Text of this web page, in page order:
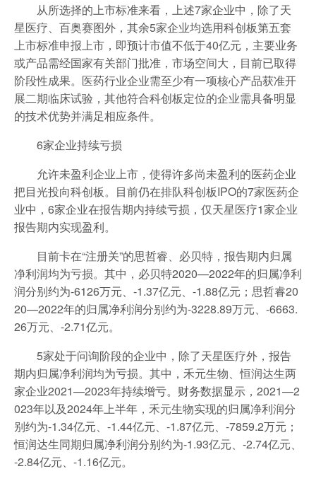
从所选择的上市标准来看，上述7家企业中，除了天
星医疗、百奥赛图外，其余5家企业均选用科创板第五套
上市标准申报上市，即预计市值不低于40亿元，主要业务
或产品需经国家有关部门批准，市场空间大，目前已取得
阶段性成果。医药行业企业需至少有一项核心产品获准开
展二期临床试验，其他符合科创板定位的企业需具备明显
的技术优势并满足相应条件。
6家企业持续亏损
允许未盈利企业上市，使得许多尚未盈利的医药企业
把目光投向科创板。目前仍在排队科创板IPO的7家医药企
业中，6家企业在报告期内持续亏损，仅天星医疗1家企业
报告期内实现盈利。
目前卡在“注册关”的思哲睿、必贝特，报告期内归属
净利润均为亏损。其中，必贝特2020—2022年的归属净利
润分别约为-6126万元、-1.37亿元、-1.88亿元；思哲睿20
20—2022年的归属净利润分别约为-3228.89万元、-6663.
26万元、-2.71亿元。
5家处于问询阶段的企业中，除了天星医疗外，报告
期内归属净利润均为亏损。其中，禾元生物、恒润达生两
家企业2021—2023年持续增亏。财务数据显示，2021—2
023年以及2024年上半年，禾元生物实现的归属净利润分
别约为-1.34亿元、-1.44亿元、-1.87亿元、-7859.2万元；
恒润达生同期归属净利润分别约为-1.93亿元、-2.74亿元、
-2.84亿元、-1.16亿元。